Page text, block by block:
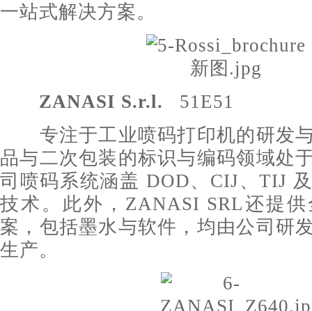
一站式解决方案。
ZANASI S.r.l.
51E51
专注于工业喷码打印机的研发
品与二次包装的标识与编码领域处
司喷码系统涵盖 DOD、CIJ、TIJ
技术。此外，ZANASI SRL还提
案，包括墨水与软件，均由公司研
生产。